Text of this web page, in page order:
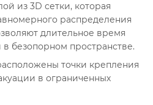
из 3D сетки, которая
распределения
длительное время
в безопорном пространстве.
точки крепления
в ограниченных